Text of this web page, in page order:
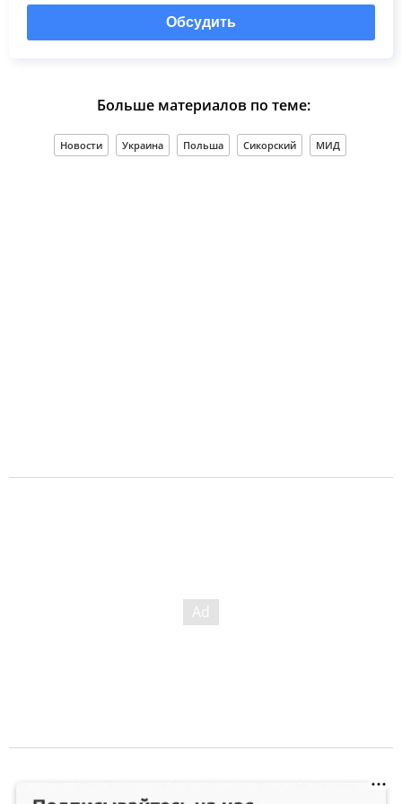
Обсудить
Больше материалов по теме:
Новости Украина Польша Сикорский МИД